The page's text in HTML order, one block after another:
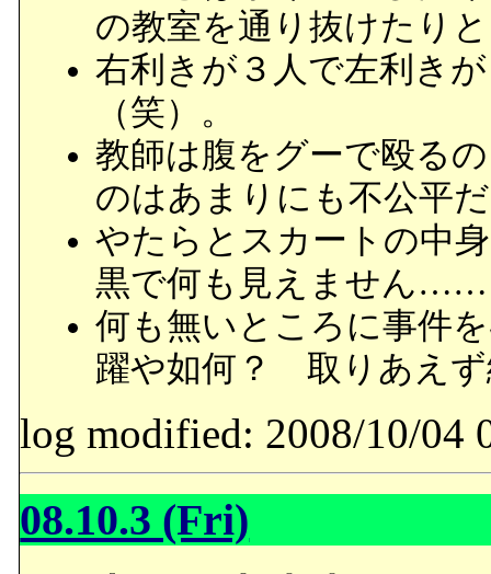
の教室を通り抜けたり
右利きが３人で左利き
（笑）。
教師は腹をグーで殴る
のはあまりにも不公平
やたらとスカートの中
黒で何も見えません……
何も無いところに事件
躍や如何？ 取りあえず
log modified: 2008/10/04
08.10.3 (Fri)